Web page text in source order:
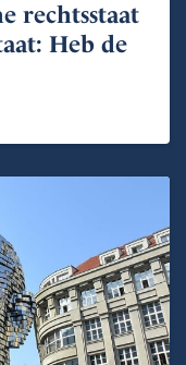
rechtsstaat
Heb de